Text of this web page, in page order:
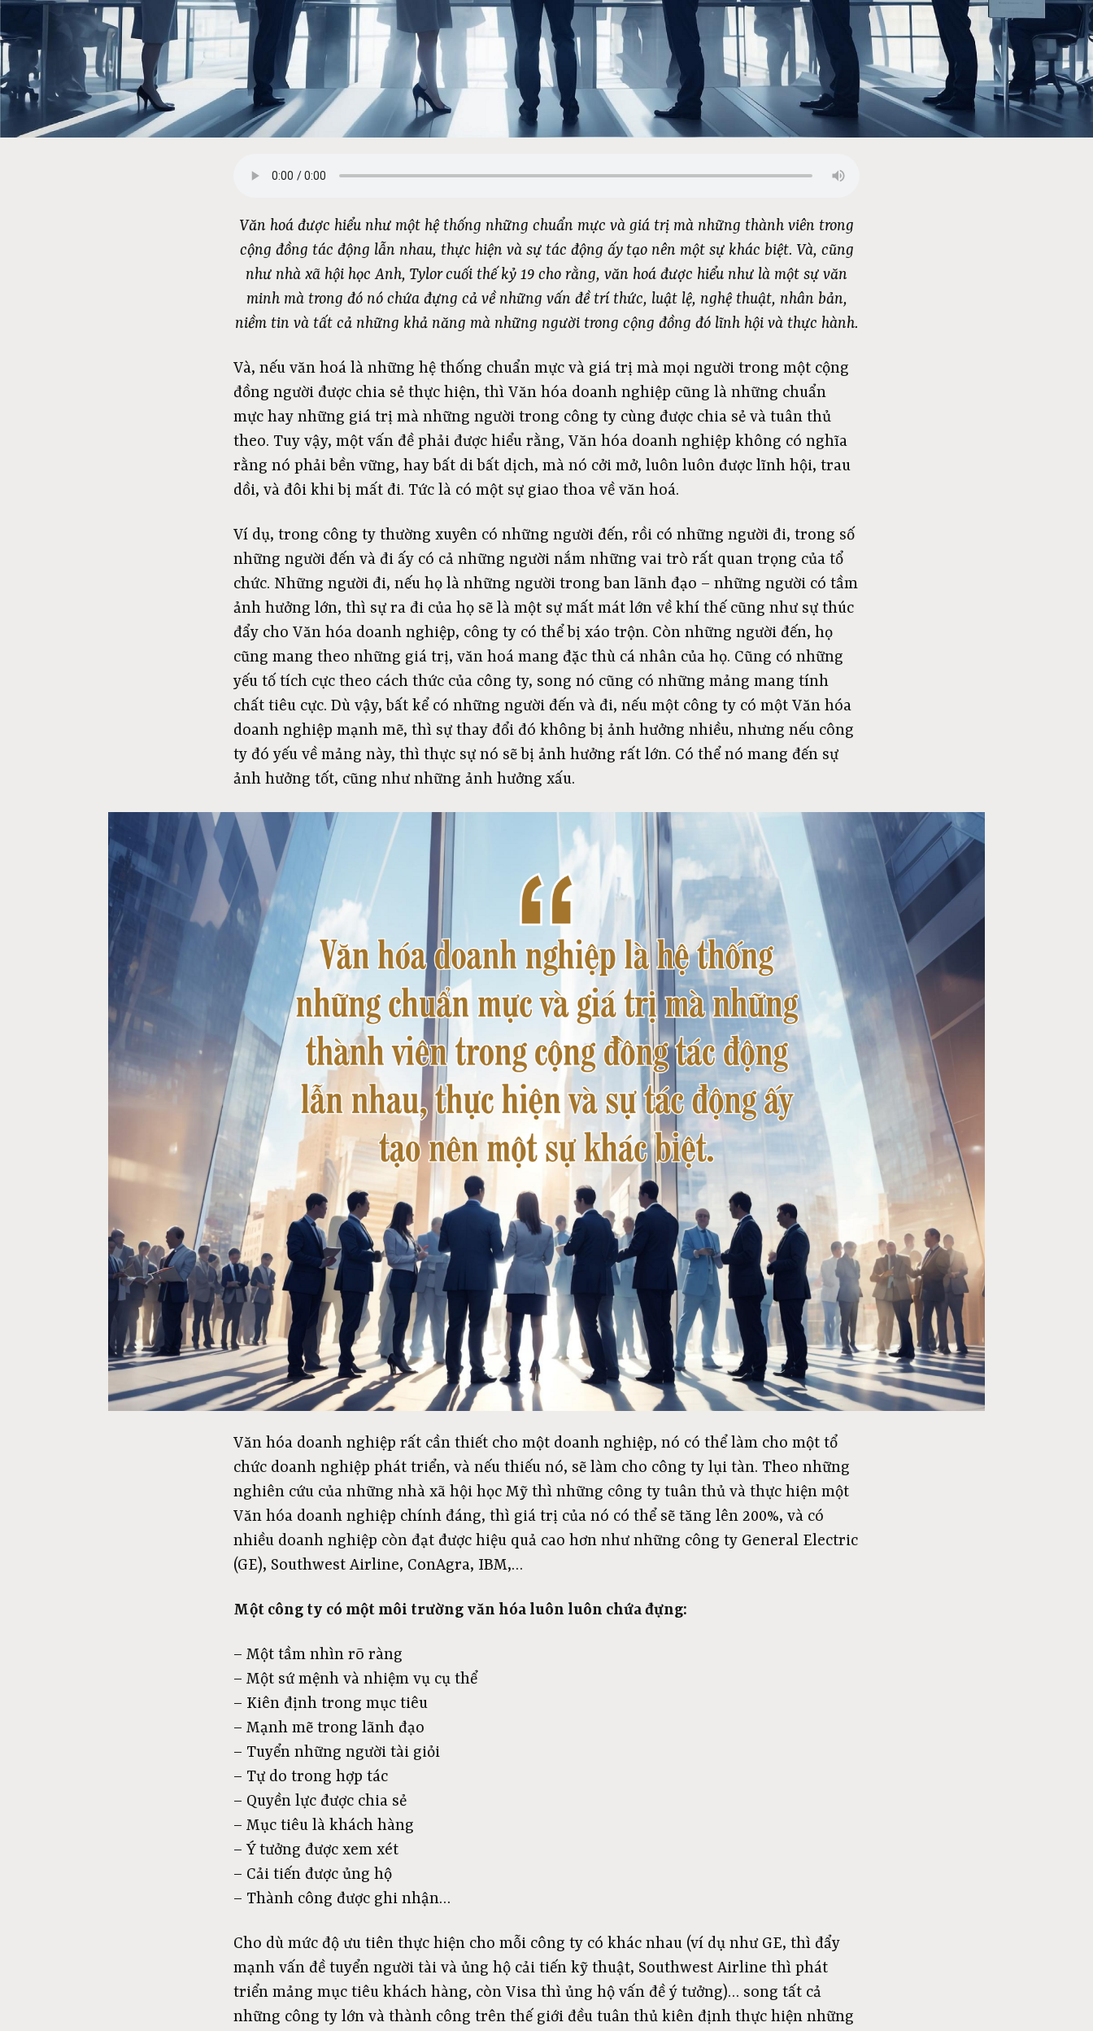
Văn hoá được hiểu như một hệ thống những chuẩn mực và giá trị mà những thành viên trong
cộng đồng tác động lẫn nhau, thực hiện và sự tác động ấy tạo nên một sự khác biệt. Và, cũng
như nhà xã hội học Anh, Tylor cuối thế kỷ 19 cho rằng, văn hoá được hiểu như là một sự văn
minh mà trong đó nó chứa đựng cả về những vấn đề trí thức, luật lệ, nghệ thuật, nhân bản,
niềm tin và tất cả những khả năng mà những người trong cộng đồng đó lĩnh hội và thực hành.
Và, nếu văn hoá là những hệ thống chuẩn mực và giá trị mà mọi người trong một cộng
đồng người được chia sẻ thực hiện, thì Văn hóa doanh nghiệp cũng là những chuẩn
mực hay những giá trị mà những người trong công ty cùng được chia sẻ và tuân thủ
theo. Tuy vậy, một vấn đề phải được hiểu rằng, Văn hóa doanh nghiệp không có nghĩa
rằng nó phải bền vững, hay bất di bất dịch, mà nó cởi mở, luôn luôn được lĩnh hội, trau
dồi, và đôi khi bị mất đi. Tức là có một sự giao thoa về văn hoá.
Ví dụ, trong công ty thường xuyên có những người đến, rồi có những người đi, trong số
những người đến và đi ấy có cả những người nắm những vai trò rất quan trọng của tổ
chức. Những người đi, nếu họ là những người trong ban lãnh đạo – những người có tầm
ảnh hưởng lớn, thì sự ra đi của họ sẽ là một sự mất mát lớn về khí thế cũng như sự thúc
đẩy cho Văn hóa doanh nghiệp, công ty có thể bị xáo trộn. Còn những người đến, họ
cũng mang theo những giá trị, văn hoá mang đặc thù cá nhân của họ. Cũng có những
yếu tố tích cực theo cách thức của công ty, song nó cũng có những mảng mang tính
chất tiêu cực. Dù vậy, bất kể có những người đến và đi, nếu một công ty có một Văn hóa
doanh nghiệp mạnh mẽ, thì sự thay đổi đó không bị ảnh hưởng nhiều, nhưng nếu công
ty đó yếu về mảng này, thì thực sự nó sẽ bị ảnh hưởng rất lớn. Có thể nó mang đến sự
ảnh hưởng tốt, cũng như những ảnh hưởng xấu.
Văn hóa doanh nghiệp rất cần thiết cho một doanh nghiệp, nó có thể làm cho một tổ
chức doanh nghiệp phát triển, và nếu thiếu nó, sẽ làm cho công ty lụi tàn. Theo những
nghiên cứu của những nhà xã hội học Mỹ thì những công ty tuân thủ và thực hiện một
Văn hóa doanh nghiệp chính đáng, thì giá trị của nó có thể sẽ tăng lên 200%, và có
nhiều doanh nghiệp còn đạt được hiệu quả cao hơn như những công ty General Electric
(GE), Southwest Airline, ConAgra, IBM,…
Một công ty có một môi trường văn hóa luôn luôn chứa đựng:
– Một tầm nhìn rõ ràng
– Một sứ mệnh và nhiệm vụ cụ thể
– Kiên định trong mục tiêu
– Mạnh mẽ trong lãnh đạo
– Tuyển những người tài giỏi
– Tự do trong hợp tác
– Quyền lực được chia sẻ
– Mục tiêu là khách hàng
– Ý tưởng được xem xét
– Cải tiến được ủng hộ
– Thành công được ghi nhận…
Cho dù mức độ ưu tiên thực hiện cho mỗi công ty có khác nhau (ví dụ như GE, thì đẩy
mạnh vấn đề tuyển người tài và ủng hộ cải tiến kỹ thuật, Southwest Airline thì phát
triển mảng mục tiêu khách hàng, còn Visa thì ủng hộ vấn đề ý tưởng)… song tất cả
những công ty lớn và thành công trên thế giới đều tuân thủ kiên định thực hiện những